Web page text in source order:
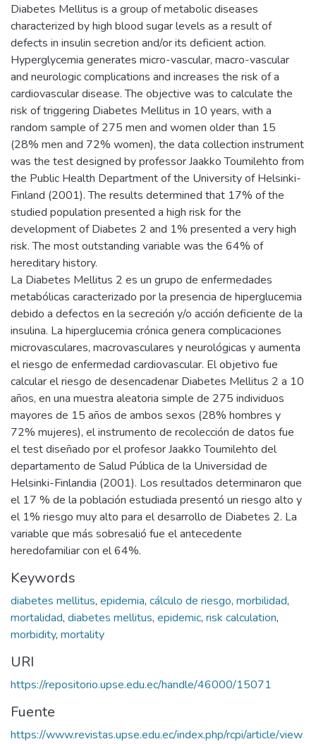
Diabetes Mellitus is a group of metabolic diseases
characterized by high blood sugar levels as a result of
defects in insulin secretion and/or its deficient action.
Hyperglycemia generates micro-vascular, macro-vascular
and neurologic complications and increases the risk of a
cardiovascular disease. The objective was to calculate the
risk of triggering Diabetes Mellitus in 10 years, with a
random sample of 275 men and women older than 15
(28% men and 72% women), the data collection instrument
was the test designed by professor Jaakko Toumilehto from
the Public Health Department of the University of Helsinki-
Finland (2001). The results determined that 17% of the
studied population presented a high risk for the
development of Diabetes 2 and 1% presented a very high
risk. The most outstanding variable was the 64% of
hereditary history.
La Diabetes Mellitus 2 es un grupo de enfermedades
metabólicas caracterizado por la presencia de hiperglucemia
debido a defectos en la secreción y/o acción deficiente de la
insulina. La hiperglucemia crónica genera complicaciones
microvasculares, macrovasculares y neurológicas y aumenta
el riesgo de enfermedad cardiovascular. El objetivo fue
calcular el riesgo de desencadenar Diabetes Mellitus 2 a 10
años, en una muestra aleatoria simple de 275 individuos
mayores de 15 años de ambos sexos (28% hombres y
72% mujeres), el instrumento de recolección de datos fue
el test diseñado por el profesor Jaakko Toumilehto del
departamento de Salud Pública de la Universidad de
Helsinki-Finlandia (2001). Los resultados determinaron que
el 17 % de la población estudiada presentó un riesgo alto y
el 1% riesgo muy alto para el desarrollo de Diabetes 2. La
variable que más sobresalió fue el antecedente
heredofamiliar con el 64%.
Keywords
diabetes mellitus, epidemia, cálculo de riesgo, morbilidad,
mortalidad, diabetes mellitus, epidemic, risk calculation,
morbidity, mortality
URI
https://repositorio.upse.edu.ec/handle/46000/15071
Fuente
https://www.revistas.upse.edu.ec/index.php/rcpi/article/view